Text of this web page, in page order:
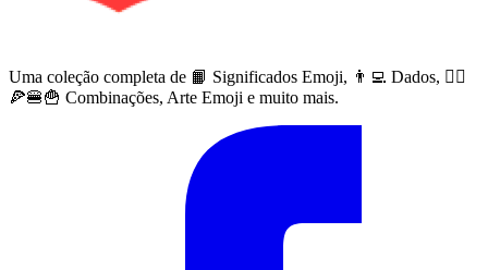
Uma coleção completa de 📙 Significados Emoji, 👨‍💻 Dados, 🙅‍♀️
🍕🍔🍟 Combinações, Arte Emoji e muito mais.